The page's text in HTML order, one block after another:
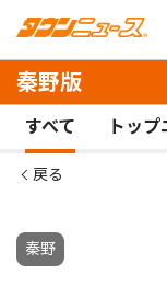
秦野版
すべて トップ
戻る
秦野